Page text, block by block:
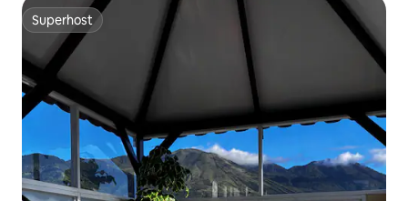
Superhost
Superhost